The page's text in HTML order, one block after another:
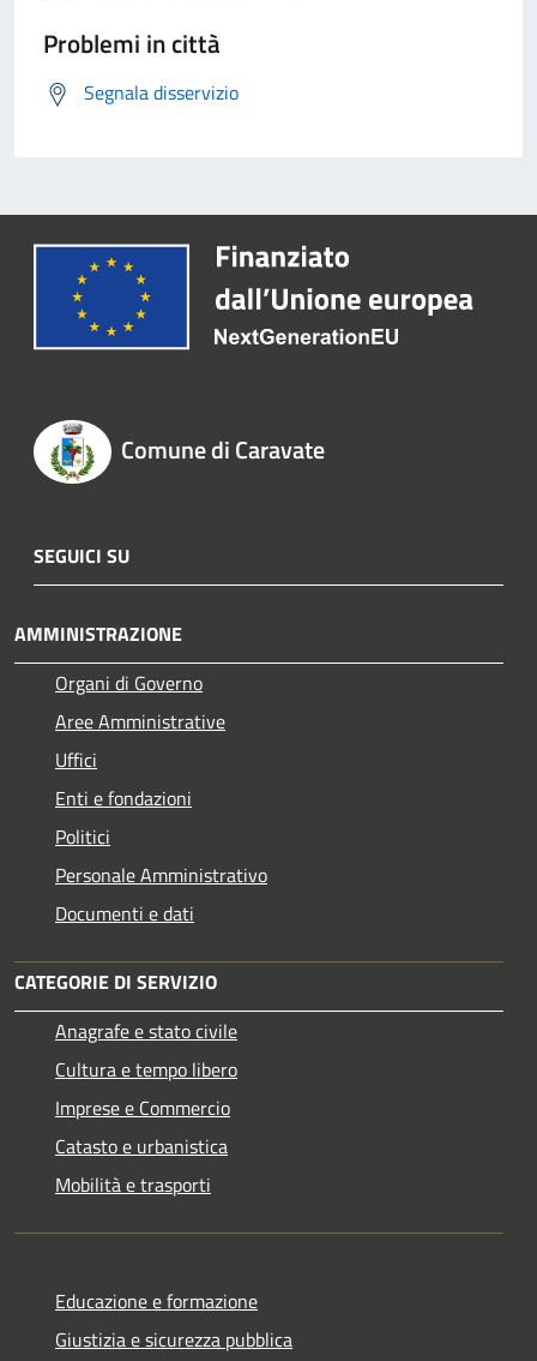
Problemi in città
Segnala disservizio
Comune di Caravate
SEGUICI SU
AMMINISTRAZIONE
Organi di Governo
Aree Amministrative
Uffici
Enti e fondazioni
Politici
Personale Amministrativo
Documenti e dati
CATEGORIE DI SERVIZIO
Anagrafe e stato civile
Cultura e tempo libero
Imprese e Commercio
Catasto e urbanistica
Mobilità e trasporti
Educazione e formazione
Giustizia e sicurezza pubblica